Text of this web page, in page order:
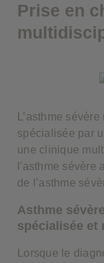
Prise en
L’asthme
spécialisée par
une clinique
l'asthme sévère
de l’asthme
Asthme
spécialisée et
Lorsque le